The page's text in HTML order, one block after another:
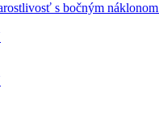
s bočným náklonom